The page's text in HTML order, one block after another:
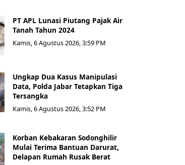
PT APL Lunasi Piutang Pajak Air
Tanah Tahun 2024
Kamis, 6 Agustus 2026, 3:59 PM
Ungkap Dua Kasus Manipulasi
Data, Polda Jabar Tetapkan Tiga
Tersangka
Kamis, 6 Agustus 2026, 3:52 PM
Korban Kebakaran Sodonghilir
Mulai Terima Bantuan Darurat,
Delapan Rumah Rusak Berat